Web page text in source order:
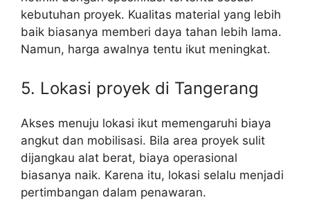
kebutuhan proyek. Kualitas material yang lebih
baik biasanya memberi daya tahan lebih lama.
Namun, harga awalnya tentu ikut meningkat.
5. Lokasi proyek di Tangerang
Akses menuju lokasi ikut memengaruhi biaya
angkut dan mobilisasi. Bila area proyek sulit
dijangkau alat berat, biaya operasional
biasanya naik. Karena itu, lokasi selalu menjadi
pertimbangan dalam penawaran.